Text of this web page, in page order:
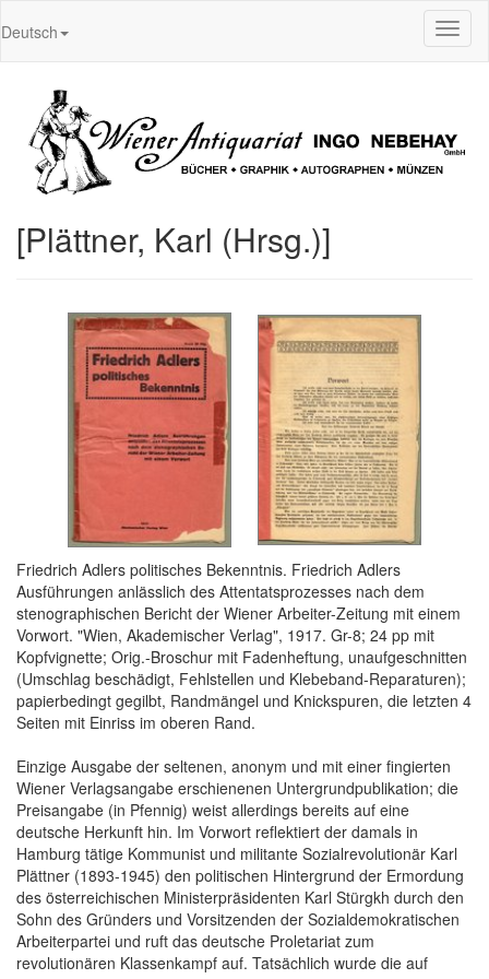
Deutsch
[Plättner, Karl (Hrsg.)]
Friedrich Adlers politisches Bekenntnis. Friedrich Adlers
Ausführungen anlässlich des Attentatsprozesses nach dem
stenographischen Bericht der Wiener Arbeiter-Zeitung mit einem
Vorwort. "Wien, Akademischer Verlag", 1917. Gr-8; 24 pp mit
Kopfvignette; Orig.-Broschur mit Fadenheftung, unaufgeschnitten
(Umschlag beschädigt, Fehlstellen und Klebeband-Reparaturen);
papierbedingt gegilbt, Randmängel und Knickspuren, die letzten 4
Seiten mit Einriss im oberen Rand.
Einzige Ausgabe der seltenen, anonym und mit einer fingierten
Wiener Verlagsangabe erschienenen Untergrundpublikation; die
Preisangabe (in Pfennig) weist allerdings bereits auf eine
deutsche Herkunft hin. Im Vorwort reflektiert der damals in
Hamburg tätige Kommunist und militante Sozialrevolutionär Karl
Plättner (1893-1945) den politischen Hintergrund der Ermordung
des österreichischen Ministerpräsidenten Karl Stürgkh durch den
Sohn des Gründers und Vorsitzenden der Sozialdemokratischen
Arbeiterpartei und ruft das deutsche Proletariat zum
revolutionären Klassenkampf auf. Tatsächlich wurde die auf